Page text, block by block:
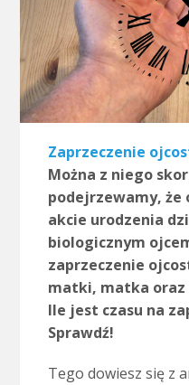
Zaprzeczenie
Można z niego
podejrzewamy, że
akcie urodzenia
biologicznym
zaprzeczenie
matki, matka oraz
Ile jest czasu na
Sprawdź!
Tego dowiesz się z